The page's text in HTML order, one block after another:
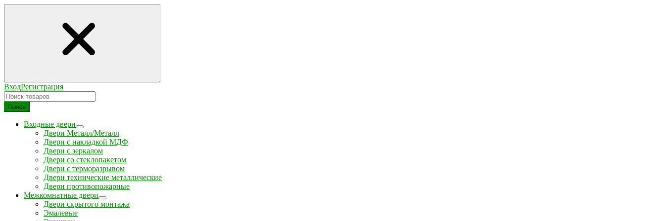
ВходРегистрация
Поиск
Входные двери
Двери Металл/Металл
Двери с накладкой МДФ
Двери с зеркалом
Двери со стеклопакетом
Двери с терморазрывом
Двери технические металлические
Двери противопожарные
Межкомнатные двери
Двери скрытого монтажа
Эмалевые